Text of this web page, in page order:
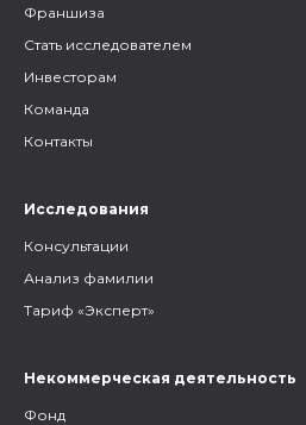
Франшиза
Стать исследователем
Инвесторам
Команда
Контакты
Исследования
Консультации
Анализ фамилии
Тариф «Эксперт»
Некоммерческая деятельность
Фонд